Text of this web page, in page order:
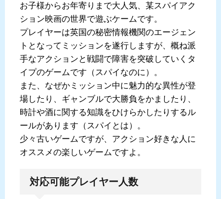
お子様からお年寄りまで大人気、某スパイアク
ション映画の世界で遊ぶケームです。
プレイヤーは英国の秘密情報機関のエージェン
トとなってミッションを遂行しますが、概ね派
手なアクションと戦闘で障害を突破していくタ
イプのゲームです（スパイなのに）。
また、なぜかミッション中に魅力的な異性が登
場したり、ギャンブルで大勝負をかましたり、
時計や酒に関する知識をひけらかしたりするル
ールがあります（スパイとは）。
少々古いゲームですが、アクション好きな人に
オススメの楽しいゲームですよ。
対応可能プレイヤー人数